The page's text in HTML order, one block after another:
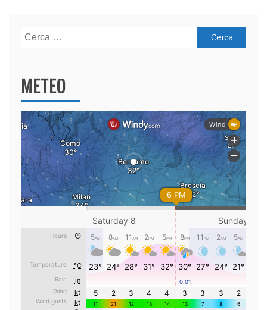
Ricerca
per:
METEO